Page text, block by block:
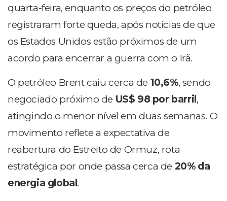
quarta-feira, enquanto os preços do petróleo
registraram forte queda, após notícias de que
os Estados Unidos estão próximos de um
acordo para encerrar a guerra com o Irã.
O petróleo Brent caiu cerca de 10,6%, sendo
negociado próximo de US$ 98 por barril ,
atingindo o menor nível em duas semanas. O
movimento reflete a expectativa de
reabertura do Estreito de Ormuz, rota
estratégica por onde passa cerca de 20% da
energia global .